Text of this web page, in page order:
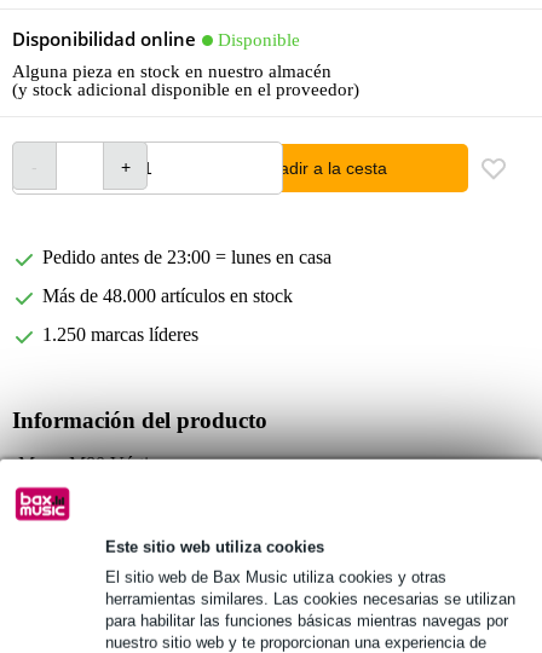
Este sitio web utiliza cookies
El sitio web de Bax Music utiliza cookies y otras
herramientas similares. Las cookies necesarias se utilizan
para habilitar las funciones básicas mientras navegas por
nuestro sitio web y te proporcionan una experiencia de
Disponibilidad online
Disponible
Alguna pieza en stock en nuestro almacén
(y stock adicional disponible en el proveedor)
añadir a la cesta
Pedido antes de 23:00 = lunes en casa
Más de 48.000 artículos en stock
1.250 marcas líderes
Información del producto
Mono M80 Vértigo
funda para guitarra acústica western
proporciona una protección óptima
Especificaciones completas
Véase también (2)